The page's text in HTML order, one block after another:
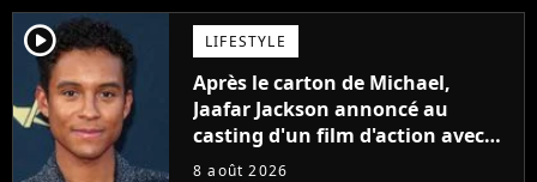
player2 LIFESTYLE
Après le carton de Michael,
Jaafar Jackson annoncé au
casting d'un film d'action avec
Will Smith
8 août 2026